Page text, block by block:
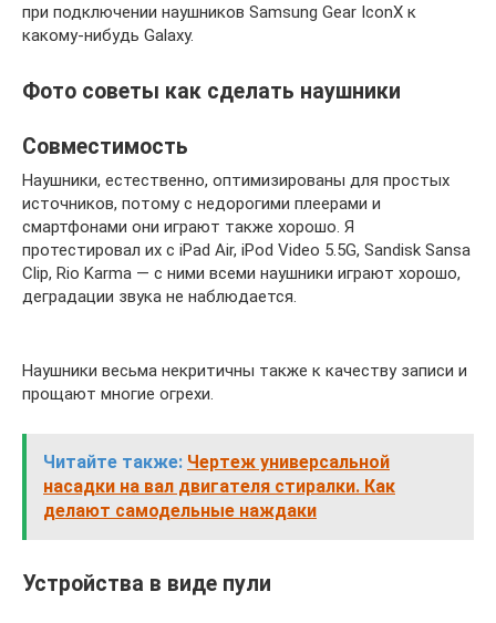
при подключении наушников Samsung Gear IconX к
какому-нибудь Galaxy.
Фото советы как сделать наушники
Совместимость
Наушники, естественно, оптимизированы для простых
источников, потому с недорогими плеерами и
смартфонами они играют также хорошо. Я
протестировал их с iPad Air, iPod Video 5.5G, Sandisk Sansa
Clip, Rio Karma — с ними всеми наушники играют хорошо,
деградации звука не наблюдается.
Наушники весьма некритичны также к качеству записи и
прощают многие огрехи.
Читайте также: Чертеж универсальной
насадки на вал двигателя стиралки. Как
делают самодельные наждаки
Устройства в виде пули